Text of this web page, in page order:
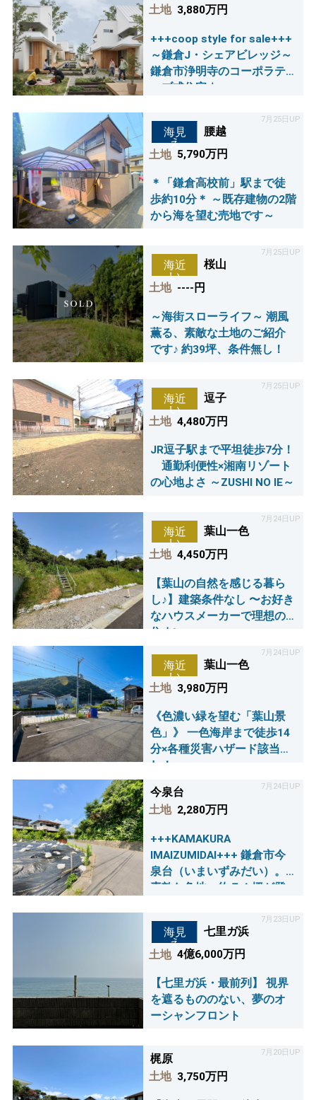
土地 3,880万円
+++coop style for sale+++
～鎌倉J・シェアビレッジ～
鎌倉市浄明寺のコーポラテ
ィブ式住宅☆
7月25日UP
海見
え
腰越
土地 5,790万円
＊「鎌倉高校前」駅まで徒
歩約10分＊ ～既存建物の2階
から海を望む売地です～
7月25日UP
海近
い
桜山
土地 ----円
～海街スローライフ～ 潮風
薫る、素敵な土地のご紹介
です♪ 約39坪、条件無し！
7月25日UP
海近
い
逗子
土地 4,480万円
JR逗子駅まで平坦徒歩7分！
通勤利便性×湘南リゾート
の心地よさ ～ZUSHI NO IE～
7月24日UP
海近
い
葉山一色
土地 4,450万円
【葉山の自然を感じる暮ら
し♪】建築条件なし 〜お好き
なハウスメーカーで理想の
住まい～
7月24日UP
海近
い
葉山一色
土地 3,980万円
《色濃い緑を望む「葉山景
色」》 一色海岸まで徒歩14
分×各種災害ハザード該当な
し！
7月24日UP
今泉台
土地 2,280万円
+++KAMAKURA
IMAIZUMIDAI+++ 鎌倉市今
泉台（いまいずみだい）。
素敵な角地、約７１坪が登
7月23日UP
海見
え
七里ガ浜
土地 4億6,000万円
【七里ガ浜・最前列】 視界
を遮るもののない、夢のオ
ーシャンフロント
7月20日UP
梶原
土地 3,750万円